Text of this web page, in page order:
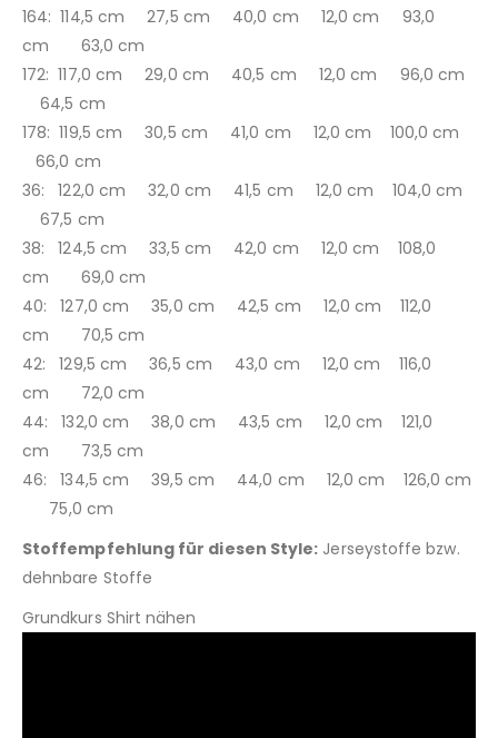
164: 114,5 cm 27,5 cm 40,0 cm 12,0 cm 93,0
cm 63,0 cm
172: 117,0 cm 29,0 cm 40,5 cm 12,0 cm 96,0 cm
64,5 cm
178: 119,5 cm 30,5 cm 41,0 cm 12,0 cm 100,0 cm
66,0 cm
36: 122,0 cm 32,0 cm 41,5 cm 12,0 cm 104,0 cm
67,5 cm
38: 124,5 cm 33,5 cm 42,0 cm 12,0 cm 108,0
cm 69,0 cm
40: 127,0 cm 35,0 cm 42,5 cm 12,0 cm 112,0
cm 70,5 cm
42: 129,5 cm 36,5 cm 43,0 cm 12,0 cm 116,0
cm 72,0 cm
44: 132,0 cm 38,0 cm 43,5 cm 12,0 cm 121,0
cm 73,5 cm
46: 134,5 cm 39,5 cm 44,0 cm 12,0 cm 126,0 cm
75,0 cm
Stoffempfehlung für diesen Style: Jerseystoffe bzw.
dehnbare Stoffe
Grundkurs Shirt nähen